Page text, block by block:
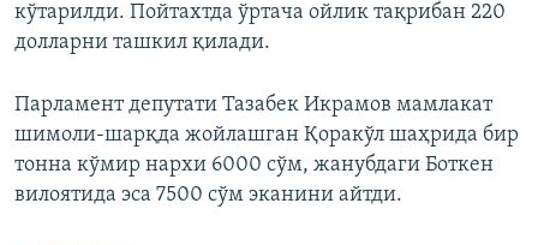
кўтарилди. Пойтахтда ўртача ойлик тақрибан 220
долларни ташкил қилади.
Парламент депутати Тазабек Икрамов мамлакат
шимоли-шарқда жойлашган Қоракўл шаҳрида бир
тонна кўмир нархи 6000 сўм, жанубдаги Боткен
вилоятида эса 7500 сўм эканини айтди.